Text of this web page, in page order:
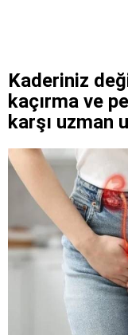
Kaderiniz
kaçırma ve
karşı uzman